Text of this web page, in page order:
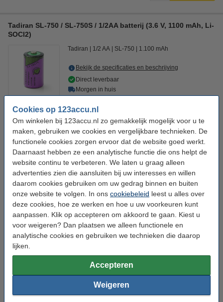
Cookies op 123accu.nl
Om winkelen bij 123accu.nl zo gemakkelijk mogelijk voor u te
maken, gebruiken we cookies en vergelijkbare technieken. De
functionele cookies zorgen ervoor dat de website goed werkt.
Daarnaast hebben ze een analytische functie die ons helpt de
website continu te verbeteren. We laten u graag alleen
advertenties zien die aansluiten bij uw interesses en willen
daarom cookies gebruiken om uw gedrag binnen en buiten
onze website te volgen. In ons cookiebeleid leest u alles over
deze cookies, hoe ze werken en hoe u uw voorkeuren kunt
aanpassen. Klik op accepteren om akkoord te gaan. Kiest u
voor weigeren? Dan plaatsen we alleen functionele en
analytische cookies en gebruiken we technieken die daarop
lijken.
Accepteren
Weigeren
Tadiran SL-750 / SL-750S / 1/2AA batterij (3.6 V, 1100 mAh, Li-
SOCl2)
Tadiran 1/2 AA SL-750 1.100 mAh
Bekijk de specificaties en beschrijving
Direct leverbaar
Morgen in huis
€ 4,95
10% korting:
€ 4,46 Bestellen
Multipack aanbieding!
€ 8,95 € 8,06
5x Tadiran SL-750 batterijen
10x Tadiran SL-750 batterijen
€ 36,95 € 33,26
20x Tadiran SL-750 batterijen
€ 69,95 € 62,96
100x Tadiran SL-750 batterijen